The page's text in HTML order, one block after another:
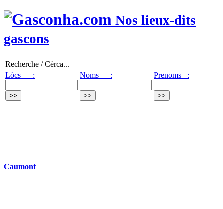
Nos lieux-dits
gascons
Recherche / Cèrca...
Lòcs :
Noms : Prenoms :
Caumont